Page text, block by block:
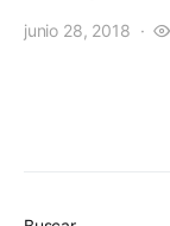
junio 28, 2018